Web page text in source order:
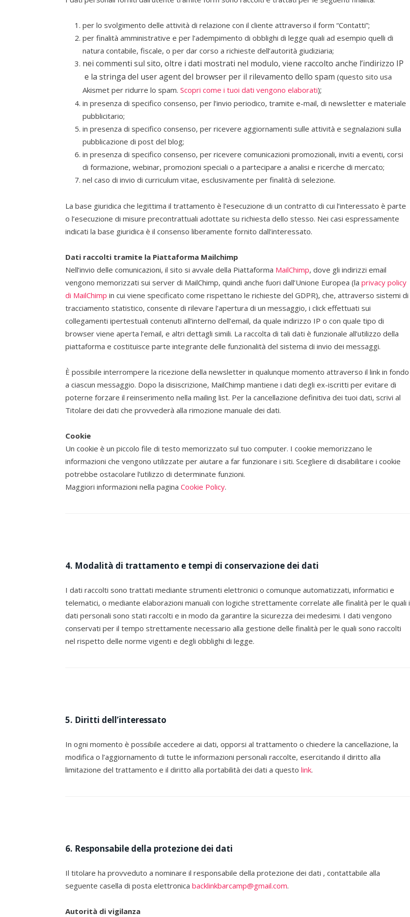
per lo svolgimento delle attività di relazione con il cliente attraverso il form “Contatti”;
per finalità amministrative e per l’adempimento di obblighi di legge quali ad esempio quelli di
natura contabile, fiscale, o per dar corso a richieste dell’autorità giudiziaria;
nei commenti sul sito, oltre i dati mostrati nel modulo, viene raccolto anche l’indirizzo IP
e la stringa del user agent del browser per il rilevamento dello spam (questo sito usa
Akismet per ridurre lo spam. Scopri come i tuoi dati vengono elaborati);
in presenza di specifico consenso, per l’invio periodico, tramite e-mail, di newsletter e materiale
pubblicitario;
in presenza di specifico consenso, per ricevere aggiornamenti sulle attività e segnalazioni sulla
pubblicazione di post del blog;
in presenza di specifico consenso, per ricevere comunicazioni promozionali, inviti a eventi, corsi
di formazione, webinar, promozioni speciali o a partecipare a analisi e ricerche di mercato;
nel caso di invio di curriculum vitae, esclusivamente per finalità di selezione.
La base giuridica che legittima il trattamento è l’esecuzione di un contratto di cui l’interessato è parte
o l’esecuzione di misure precontrattuali adottate su richiesta dello stesso. Nei casi espressamente
indicati la base giuridica è il consenso liberamente fornito dall’interessato.
Dati raccolti tramite la Piattaforma Mailchimp
Nell’invio delle comunicazioni, il sito si avvale della Piattaforma MailChimp, dove gli indirizzi email
vengono memorizzati sui server di MailChimp, quindi anche fuori dall’Unione Europea (la privacy policy
di MailChimp in cui viene specificato come rispettano le richieste del GDPR), che, attraverso sistemi di
tracciamento statistico, consente di rilevare l’apertura di un messaggio, i click effettuati sui
collegamenti ipertestuali contenuti all’interno dell’email, da quale indirizzo IP o con quale tipo di
browser viene aperta l’email, e altri dettagli simili. La raccolta di tali dati è funzionale all’utilizzo della
piattaforma e costituisce parte integrante delle funzionalità del sistema di invio dei messaggi.
È possibile interrompere la ricezione della newsletter in qualunque momento attraverso il link in fondo
a ciascun messaggio. Dopo la disiscrizione, MailChimp mantiene i dati degli ex-iscritti per evitare di
poterne forzare il reinserimento nella mailing list. Per la cancellazione definitiva dei tuoi dati, scrivi al
Titolare dei dati che provvederà alla rimozione manuale dei dati.
Cookie
Un cookie è un piccolo file di testo memorizzato sul tuo computer. I cookie memorizzano le
informazioni che vengono utilizzate per aiutare a far funzionare i siti. Scegliere di disabilitare i cookie
potrebbe ostacolare l’utilizzo di determinate funzioni.
Maggiori informazioni nella pagina Cookie Policy.
4. Modalità di trattamento e tempi di conservazione dei dati
I dati raccolti sono trattati mediante strumenti elettronici o comunque automatizzati, informatici e
telematici, o mediante elaborazioni manuali con logiche strettamente correlate alle finalità per le quali i
dati personali sono stati raccolti e in modo da garantire la sicurezza dei medesimi. I dati vengono
conservati per il tempo strettamente necessario alla gestione delle finalità per le quali sono raccolti
nel rispetto delle norme vigenti e degli obblighi di legge.
5. Diritti dell’interessato
In ogni momento è possibile accedere ai dati, opporsi al trattamento o chiedere la cancellazione, la
modifica o l’aggiornamento di tutte le informazioni personali raccolte, esercitando il diritto alla
limitazione del trattamento e il diritto alla portabilità dei dati a questo link.
6. Responsabile della protezione dei dati
Il titolare ha provveduto a nominare il responsabile della protezione dei dati , contattabile alla
seguente casella di posta elettronica backlinkbarcamp@gmail.com.
Autorità di vigilanza